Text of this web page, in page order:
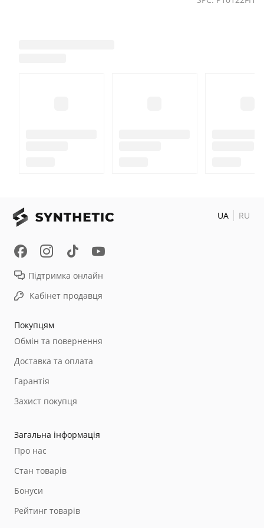
Покупцям
Обмін та повернення
Доставка та оплата
Гарантія
Захист покупця
Загальна інформація
Про нас
Стан товарів
Бонуси
Рейтинг товарів
Підтримка онлайн
Кабінет продавця
UA RU